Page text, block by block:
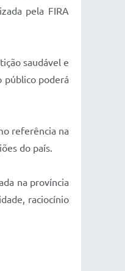
pela FIRA
saudável e
público poderá
referência na
do país.
na província
raciocínio